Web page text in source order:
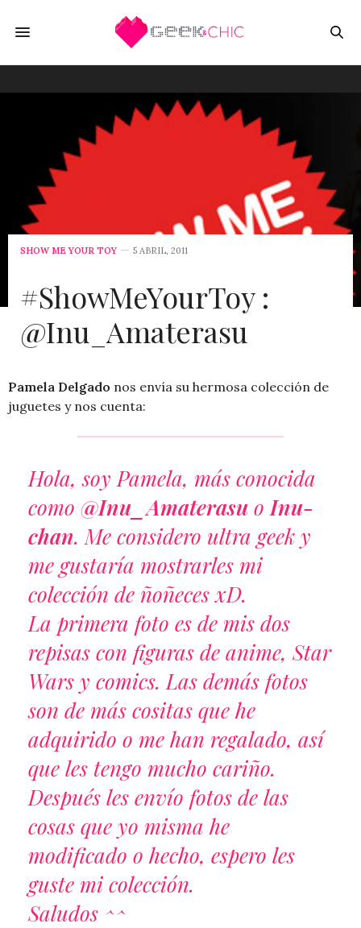
SHOW ME YOUR TOY 5 ABRIL, 2011
#ShowMeYourToy :
@Inu_Amaterasu
Pamela Delgado nos envía su hermosa colección de
juguetes y nos cuenta:
Hola, soy Pamela, más conocida
como @Inu_Amaterasu oInu-
chan. Me considero ultra geek y
me gustaría mostrarles mi
colección de ñoñeces xD.
La primera foto es de mis dos
repisas con figuras de anime, Star
Wars y comics. Las demás fotos
son de más cositas que he
adquirido o me han regalado, así
que les tengo mucho cariño.
Después les envío fotos de las
cosas que yo misma he
modificado o hecho, espero les
guste mi colección.
Saludos ^^